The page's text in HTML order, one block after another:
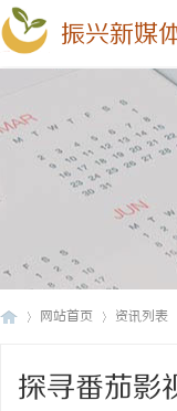
振兴新媒
网站首页 资讯列表
探寻番茄影